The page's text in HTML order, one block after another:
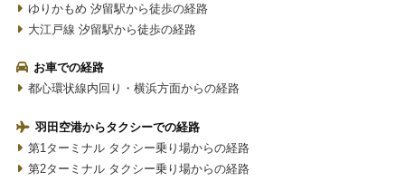
ゆりかもめ 汐留駅から徒歩の経路
大江戸線 汐留駅から徒歩の経路
お車での経路
都心環状線内回り・横浜方面からの経路
羽田空港からタクシーでの経路
第1ターミナル タクシー乗り場からの経路
第2ターミナル タクシー乗り場からの経路